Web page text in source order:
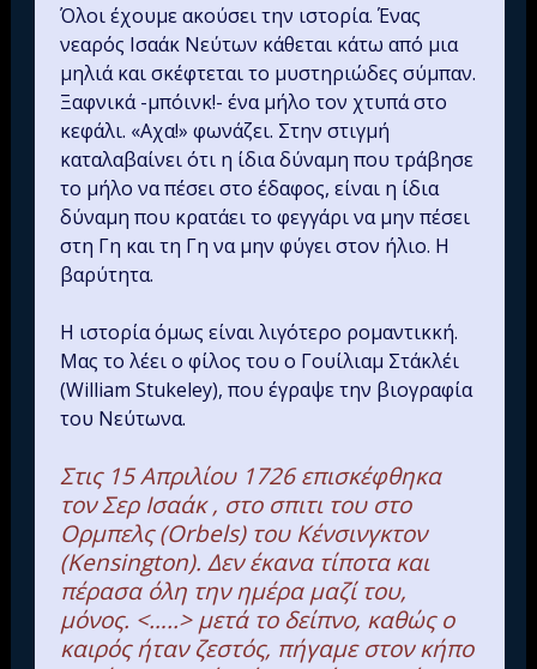
Όλοι έχουμε ακούσει την ιστορία. Ένας
νεαρός Ισαάκ Νεύτων κάθεται κάτω από μια
μηλιά και σκέφτεται το μυστηριώδες σύμπαν.
Ξαφνικά -μπόινκ!- ένα μήλο τον χτυπά στο
κεφάλι. «Αχα!» φωνάζει. Στην στιγμή
καταλαβαίνει ότι η ίδια δύναμη που τράβησε
το μήλο να πέσει στο έδαφος, είναι η ίδια
δύναμη που κρατάει το φεγγάρι να μην πέσει
στη Γη και τη Γη να μην φύγει στον ήλιο. Η
βαρύτητα.
Η ιστορία όμως είναι λιγότερο ρομαντικκή.
Μας το λέει ο φίλος του ο Γουίλιαμ Στάκλέι
(William Stukeley), που έγραψε την βιογραφία
του Νεύτωνα.
Στις 15 Απριλίου 1726 επισκέφθηκα
τον Σερ Ισαάκ , στο σπιτι του στο
Ορμπελς (Orbels) του Κένσινγκτον
(Kensington). Δεν έκανα τίποτα και
πέρασα όλη την ημέρα μαζί του,
μόνος. <…..> μετά το δείπνο, καθώς ο
καιρός ήταν ζεστός, πήγαμε στον κήπο